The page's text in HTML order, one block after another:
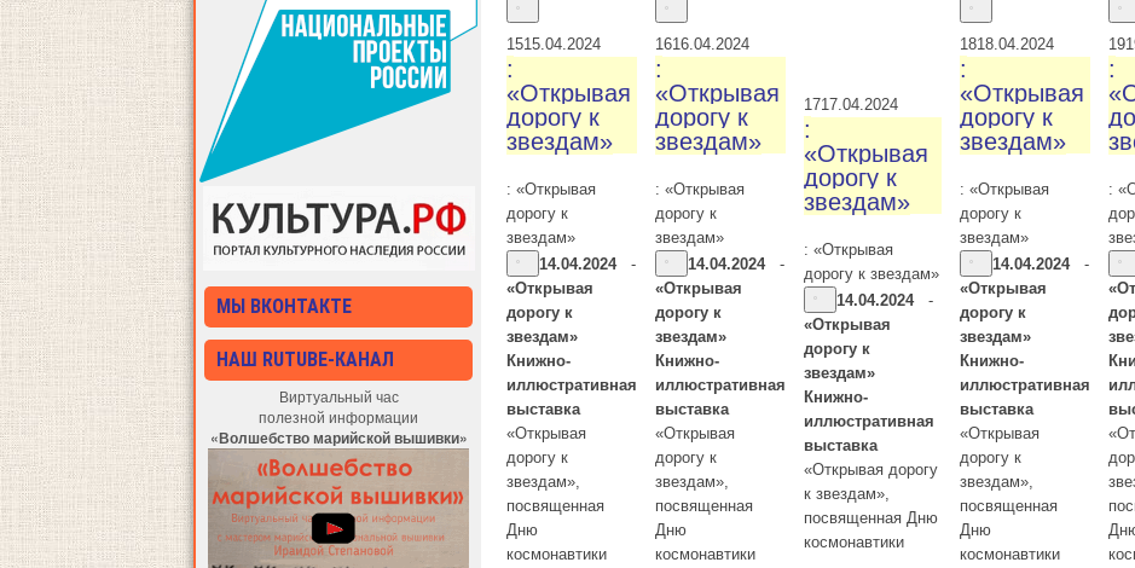
МЫ ВКОНТАКТЕ
НАШ RUTUBE-КАНАЛ
Виртуальный час
полезной информации
«Волшебство марийской вышивки»
1515.04.2024
:
«Открывая
дорогу к
звездам»
: «Открывая
дорогу к
звездам»
14.04.2024
-
«Открывая
дорогу к
звездам»
Книжно-
иллюстративная
выставка
«Открывая
дорогу к
звездам»,
посвященная
Дню
космонавтики
1616.04.2024
:
«Открывая
дорогу к
звездам»
: «Открывая
дорогу к
звездам»
14.04.2024
-
«Открывая
дорогу к
звездам»
Книжно-
иллюстративная
выставка
«Открывая
дорогу к
звездам»,
посвященная
Дню
космонавтики
1717.04.2024
:
«Открывая
дорогу к
звездам»
: «Открывая
дорогу к звездам»
14.04.2024
-
«Открывая
дорогу к
звездам»
Книжно-
иллюстративная
выставка
«Открывая дорогу
к звездам»,
посвященная Дню
космонавтики
1818.04.2024
:
«Открывая
дорогу к
звездам»
: «Открывая
дорогу к
звездам»
14.04.2024
-
«Открывая
дорогу к
звездам»
Книжно-
иллюстративная
выставка
«Открывая
дорогу к
звездам»,
посвященная
Дню
космонавтики
19
:
: